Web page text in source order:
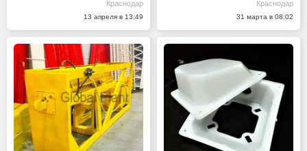
Краснодар
13 апреля в 13:49
Краснодар
31 марта в 08:02